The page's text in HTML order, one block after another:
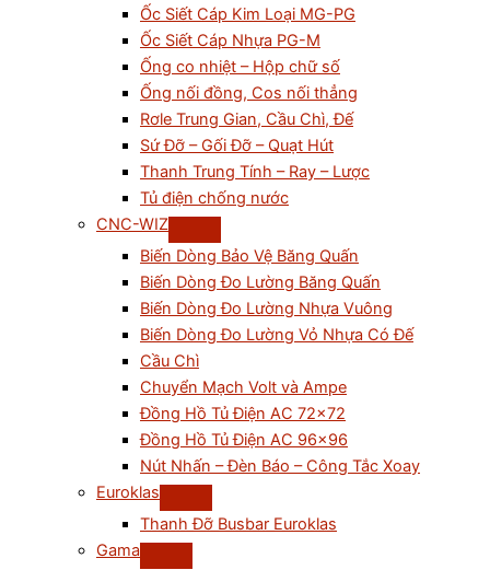
Ốc Siết Cáp Kim Loại MG-PG
Ốc Siết Cáp Nhựa PG-M
Ống co nhiệt – Hộp chữ số
Ống nối đồng, Cos nối thẳng
Rơle Trung Gian, Cầu Chì, Đế
Sứ Đỡ – Gối Đỡ – Quạt Hút
Thanh Trung Tính – Ray – Lược
Tủ điện chống nước
CNC-WIZ
Biến Dòng Bảo Vệ Băng Quấn
Biến Dòng Đo Lường Băng Quấn
Biến Dòng Đo Lường Nhựa Vuông
Biến Dòng Đo Lường Vỏ Nhựa Có Đế
Cầu Chì
Chuyển Mạch Volt và Ampe
Đồng Hồ Tủ Điện AC 72×72
Đồng Hồ Tủ Điện AC 96×96
Nút Nhấn – Đèn Báo – Công Tắc Xoay
Euroklas
Thanh Đỡ Busbar Euroklas
Gama